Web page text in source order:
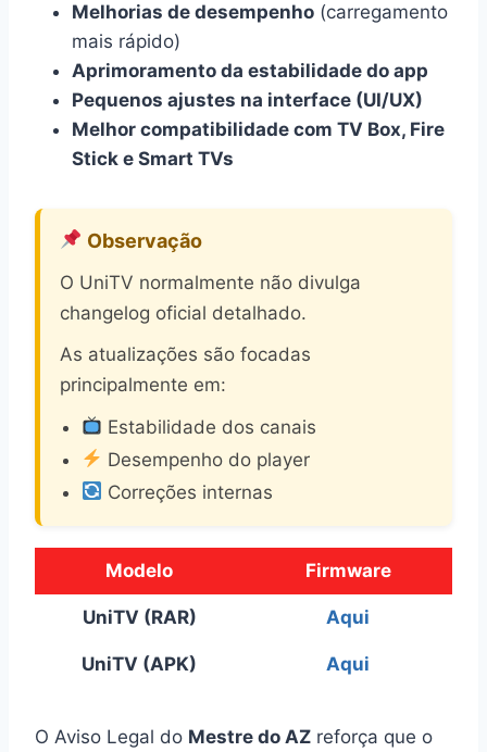
Melhorias de desempenho (carregamento
mais rápido)
Aprimoramento da estabilidade do app
Pequenos ajustes na interface (UI/UX)
Melhor compatibilidade com TV Box, Fire
Stick e Smart TVs
Observação
O UniTV normalmente não divulga
changelog oficial detalhado.
As atualizações são focadas
principalmente em:
Estabilidade dos canais
Desempenho do player
Correções internas
Modelo Firmware
UniTV (RAR) Aqui
UniTV (APK) Aqui
O Aviso Legal do Mestre do AZ reforça que o